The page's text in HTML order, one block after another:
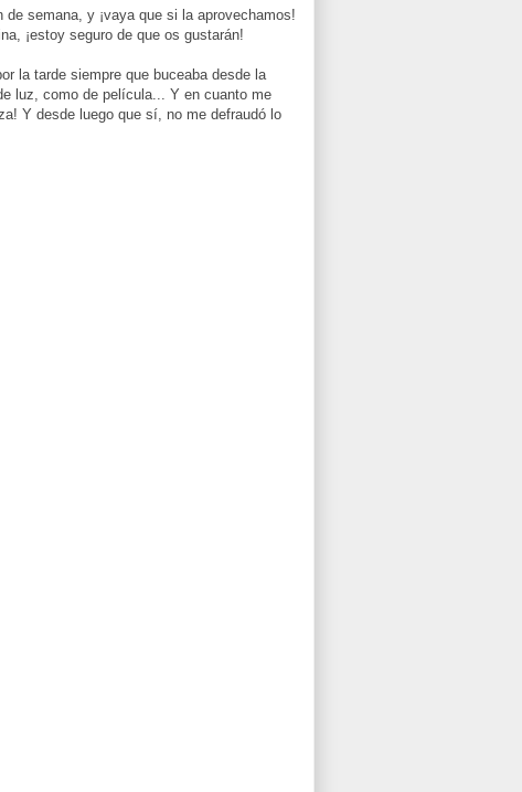
semana, y ¡vaya que si la aprovechamos!
¡estoy seguro de que os gustarán!
la tarde siempre que buceaba desde la
luz, como de película... Y en cuanto me
Y desde luego que sí, no me defraudó lo